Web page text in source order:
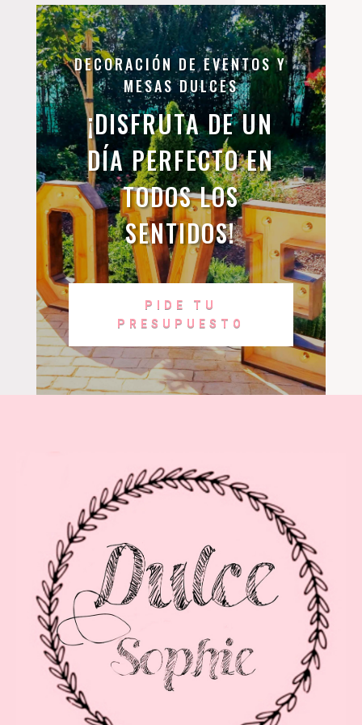
DECORACIÓN DE EVENTOS Y
MESAS DULCES
¡DISFRUTA DE UN
DÍA PERFECTO EN
TODOS LOS
SENTIDOS!
PIDE TU
PRESUPUESTO